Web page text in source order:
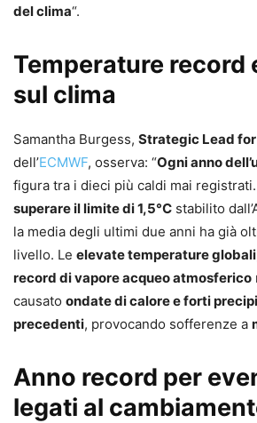
del clima“.
Temperature record
sul clima
Samantha Burgess, Strategic Lead
dell’ECMWF, osserva: “Ogni anno
figura tra i dieci più caldi mai registrati.
superare il limite di 1,5°C stabilito
la media degli ultimi due anni ha già
livello. Le elevate temperature globali
record di vapore acqueo atmosferico
causato ondate di calore e forti
precedenti, provocando sofferenze a
Anno record per
legati al